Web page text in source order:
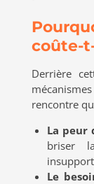
coûte-
Derrière
rencontre
La peur
briser
Le